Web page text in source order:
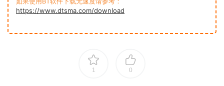
https://www.dtsma.com/download
1 0